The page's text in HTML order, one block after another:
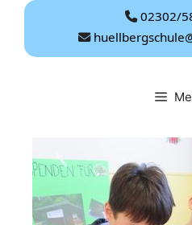
Zum
springen
02302/